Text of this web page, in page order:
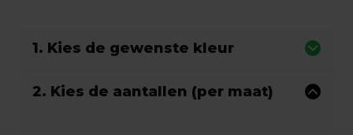
1. Kies de gewenste kleur
2. Kies de aantallen (per maat)